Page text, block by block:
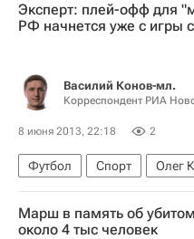
Эксперт: плей-офф для
РФ начнется уже с игры
Василий Конов-мл.
Корреспондент РИА
8 июня 2013, 22:18 2
Футбол Спорт
Олег
Николай Писарев
Чемпионат Европы (до 21
Марш в память об
около 4 тыс человек